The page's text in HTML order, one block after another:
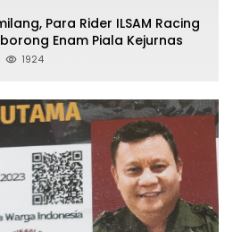
Para Rider ILSAM Racing
Enam Piala Kejurnas
1924